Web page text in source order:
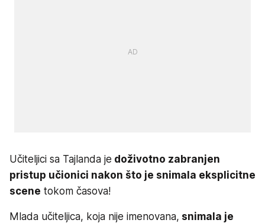
Učiteljici sa Tajlanda je doživotno zabranjen
pristup učionici nakon što je snimala eksplicitne
scene tokom časova!
Mlada učiteljica, koja nije imenovana, snimala je